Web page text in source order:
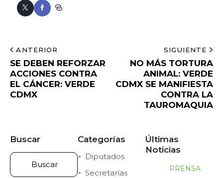
ANTERIOR
SE DEBEN REFORZAR
ACCIONES CONTRA
EL CÁNCER: VERDE
CDMX
SIGUIENTE
NO MÁS TORTURA
ANIMAL: VERDE
CDMX SE MANIFIESTA
CONTRA LA
TAUROMAQUIA
Buscar Categorías
Diputados
Secretarías
Últimas
Noticias
PRENSA